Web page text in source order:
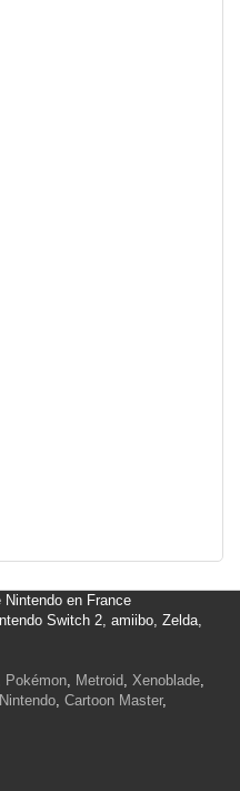
en France
Switch 2, amiibo, Zelda,
Pokémon, Metroid, Xenoblade,
, Cartoon Master,